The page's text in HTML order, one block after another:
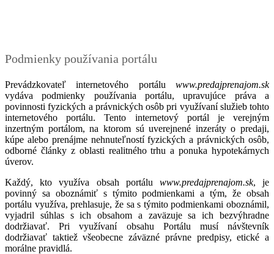
Podmienky používania portálu
Prevádzkovateľ internetového portálu www.predajprenajom.sk
vydáva podmienky používania portálu, upravujúce práva a
povinnosti fyzických a právnických osôb pri využívaní služieb tohto
internetového portálu. Tento internetový portál je verejným
inzertným portálom, na ktorom sú uverejnené inzeráty o predaji,
kúpe alebo prenájme nehnuteľností fyzických a právnických osôb,
odborné články z oblasti realitného trhu a ponuka hypotekárnych
úverov.
Každý, kto využíva obsah portálu www.predajprenajom.sk, je
povinný sa oboznámiť s týmito podmienkami a tým, že obsah
portálu využíva, prehlasuje, že sa s týmito podmienkami oboznámil,
vyjadril súhlas s ich obsahom a zaväzuje sa ich bezvýhradne
dodržiavať. Pri využívaní obsahu Portálu musí návštevník
dodržiavať taktiež všeobecne záväzné právne predpisy, etické a
morálne pravidlá.